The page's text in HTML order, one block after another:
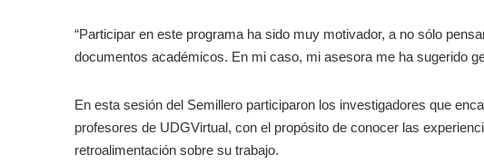
“Participar en este programa ha sido muy motivador, a no sólo
documentos académicos. En mi caso, mi asesora me ha sugerido
En esta sesión del Semillero participaron los investigadores que
profesores de UDGVirtual, con el propósito de conocer las
retroalimentación sobre su trabajo.